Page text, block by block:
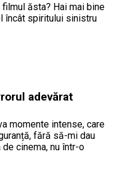
filmul ăsta? Hai mai bine
încât spiritului sinistru
adevărat
momente intense, care
fără să-mi dau
cinema, nu într-o